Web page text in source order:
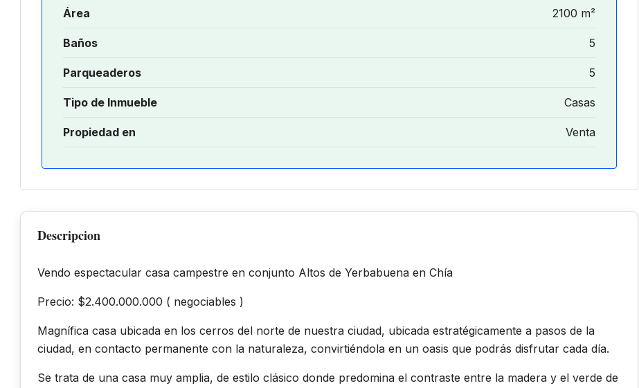
Área 2100 m²
Baños 5
Parqueaderos 5
Tipo de Inmueble Casas
Propiedad en Venta
Descripcion
Vendo espectacular casa campestre en conjunto Altos de Yerbabuena en Chía
Precio: $2.400.000.000 ( negociables )
Magnífica casa ubicada en los cerros del norte de nuestra ciudad, ubicada estratégicamente a pasos de la
ciudad, en contacto permanente con la naturaleza, convirtiéndola en un oasis que podrás disfrutar cada día.
Se trata de una casa muy amplia, de estilo clásico donde predomina el contraste entre la madera y el verde de